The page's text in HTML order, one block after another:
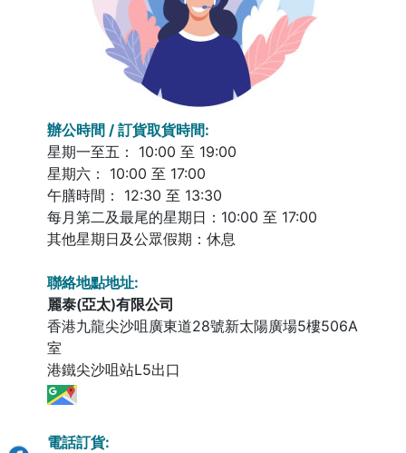
辦公時間 / 訂貨取貨時間:
星期一至五： 10:00 至 19:00
星期六： 10:00 至 17:00
午膳時間： 12:30 至 13:30
每月第二及最尾的星期日：10:00 至 17:00
其他星期日及公眾假期：休息
聯絡地點地址:
麗泰(亞太)有限公司
香港九龍尖沙咀廣東道28號新太陽廣場5樓506A
室
港鐵尖沙咀站L5出口
電話訂貨: